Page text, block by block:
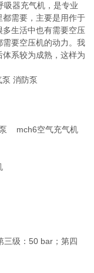
吸器充气机，是专业
需要，主要是用作于
生活中也有需要空压
要空压机的动力。我
系较为成熟，这样为
mch6空气充气机
三级：50 bar；第四